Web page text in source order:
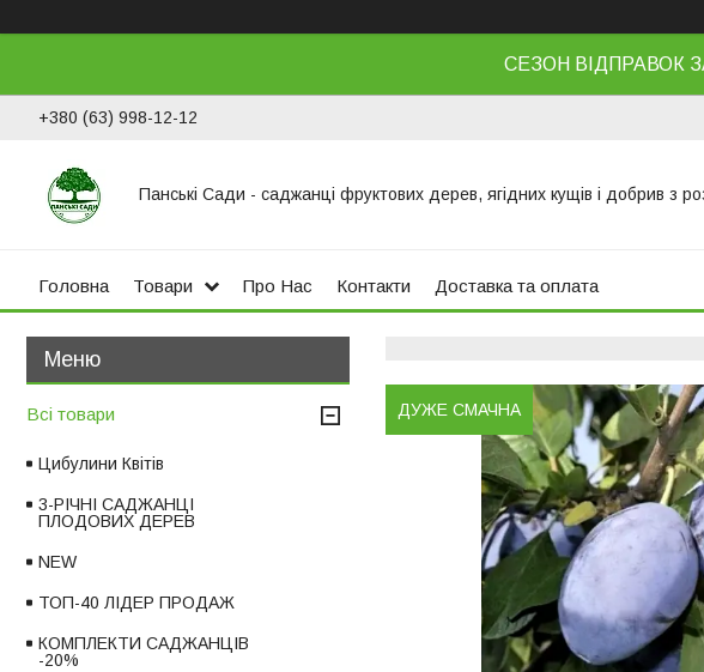
СЕЗОН ВІДПРАВОК
+380 (63) 998-12-12
Панські Сади - саджанці фруктових дерев, ягідних кущів і добрив з
Головна Товари Про Нас Контакти Доставка та оплата
ДУЖЕ СМАЧНА
Всі товари
Цибулини Квітів
3-РІЧНІ САДЖАНЦІ
ПЛОДОВИХ ДЕРЕВ
NEW
ТОП-40 ЛІДЕР ПРОДАЖ
КОМПЛЕКТИ САДЖАНЦІВ
-20%